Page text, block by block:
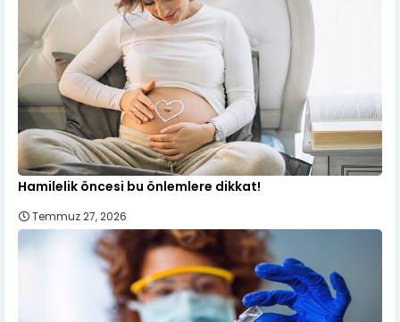
Hamilelik öncesi bu önlemlere dikkat!
Temmuz 27, 2026